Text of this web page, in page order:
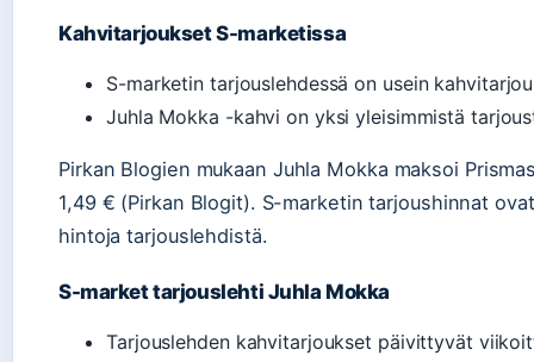
Kahvitarjoukset S-marketissa
S-marketin tarjouslehdessä on usein
Juhla Mokka -kahvi on yksi yleisimmistä
Pirkan Blogien mukaan Juhla Mokka maksoi
1,49 € (Pirkan Blogit). S-marketin tarjoushinnat
hintoja tarjouslehdistä.
S-market tarjouslehti Juhla Mokka
Tarjouslehden kahvitarjoukset päivittyvät